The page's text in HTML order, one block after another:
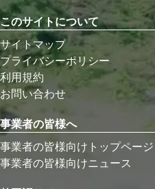
このサイトについて
サイトマップ
プライバシーポリシー
利用規約
お問い合わせ
事業者の皆様へ
事業者の皆様向けトップページ
事業者の皆様向けニュース